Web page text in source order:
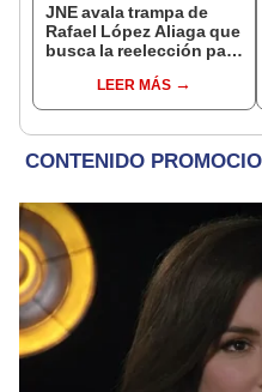
JNE avala trampa de
Rafael López Aliaga que
busca la reelección para
LEER MÁS